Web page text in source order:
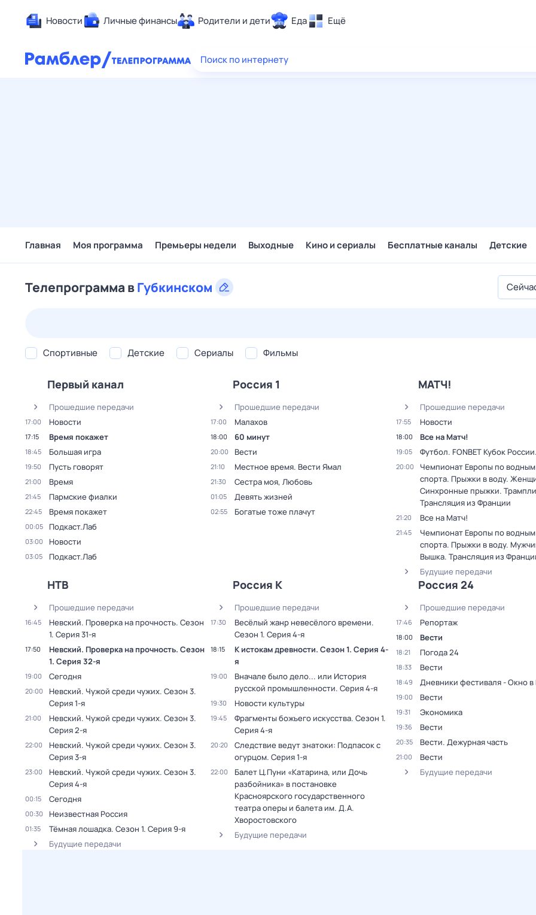
Новости Личные финансы Родители и дети Еда Ещё
Здоровье
Поиск по интернету
Главная Моя программа Премьеры недели Выходные Кино и сериалы Бесплатные каналы Детские
Телепрограмма вГубкинском
Спортивные Детские Сериалы Фильмы
Первый канал
Прошедшие передачи
17:00 Новости
17:15 Время покажет
18:45 Большая игра
19:50 Пусть говорят
21:00 Время
21:45 Пармские фиалки
22:45 Время покажет
00:05 Подкаст.Лаб
03:00 Новости
03:05 Подкаст.Лаб
Россия 1
Прошедшие передачи
17:00 Малахов
18:00 60 минут
20:00 Вести
21:10 Местное время. Вести Ямал
21:30 Сестра моя, Любовь
01:05 Девять жизней
02:55 Богатые тоже плачут
МАТЧ!
Прошедшие передачи
17:55 Новости
18:00 Все на Матч!
19:05 Футбол. FONBET Кубок
20:00
Чемпионат Европы по
спорта. Прыжки в воду.
Синхронные прыжки.
Трансляция из Франции
21:20 Все на Матч!
21:45
Чемпионат Европы по
спорта. Прыжки в воду.
Вышка. Трансляция из
Будущие передачи
НТВ
Прошедшие передачи
16:45 Невский. Проверка на прочность. Сезон
1. Серия 31-я
17:50 Невский. Проверка на прочность. Сезон
1. Серия 32-я
19:00 Сегодня
20:00 Невский. Чужой среди чужих. Сезон 3.
Серия 1-я
21:00 Невский. Чужой среди чужих. Сезон 3.
Серия 2-я
22:00 Невский. Чужой среди чужих. Сезон 3.
Серия 3-я
23:00 Невский. Чужой среди чужих. Сезон 3.
Серия 4-я
00:15 Сегодня
00:30 Неизвестная Россия
01:35 Тёмная лошадка. Сезон 1. Серия 9-я
Будущие передачи
Россия К
Прошедшие передачи
17:30 Весёлый жанр невесёлого времени.
Сезон 1. Серия 4-я
18:15 К истокам древности. Сезон 1. Серия 4-
я
19:00
Вначале было дело... или История
русской промышленности. Серия 4-я
19:30 Новости культуры
19:45 Фрагменты божьего искусства. Сезон 1.
Серия 4-я
20:20
Следствие ведут знатоки: Подпасок с
огурцом. Серия 1-я
22:00
Балет Ц.Пуни «Катарина, или Дочь
разбойника» в постановке
Красноярского государственного
театра оперы и балета им. Д.А.
Хворостовского
Будущие передачи
Россия 24
Прошедшие передачи
17:46 Репортаж
18:00 Вести
18:21 Погода 24
18:33 Вести
18:49 Дневники фестиваля - Окно в
19:00 Вести
19:31 Экономика
19:36 Вести
20:35 Вести. Дежурная часть
21:00
Вести
Будущие передачи